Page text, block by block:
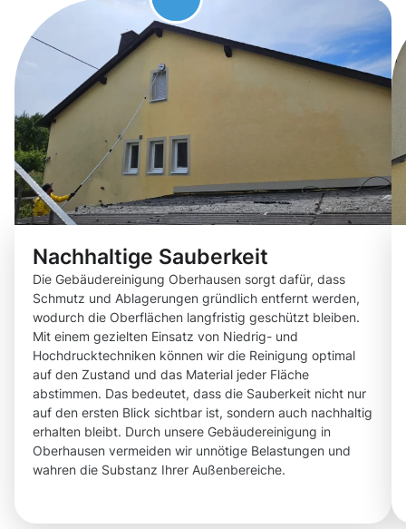
Nachhaltige Sauberkeit
Die Gebäudereinigung Oberhausen sorgt dafür, dass
Schmutz und Ablagerungen gründlich entfernt werden,
wodurch die Oberflächen langfristig geschützt bleiben.
Mit einem gezielten Einsatz von Niedrig- und
Hochdrucktechniken können wir die Reinigung optimal
auf den Zustand und das Material jeder Fläche
abstimmen. Das bedeutet, dass die Sauberkeit nicht nur
auf den ersten Blick sichtbar ist, sondern auch nachhaltig
erhalten bleibt. Durch unsere Gebäudereinigung in
Oberhausen vermeiden wir unnötige Belastungen und
wahren die Substanz Ihrer Außenbereiche.